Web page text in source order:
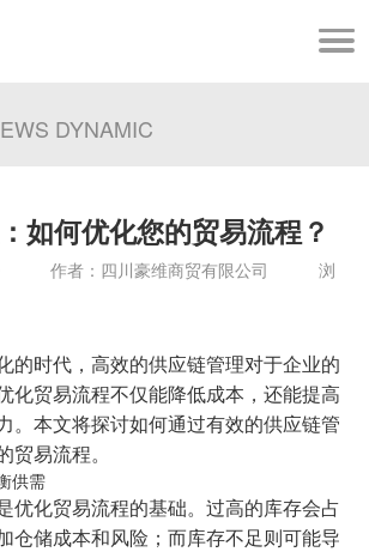
DYNAMIC
如何优化您的贸易流程？
09 作者：四川豪维商贸有限公司 浏
的时代，高效的供应链管理对于企业的
化贸易流程不仅能降低成本，还能提高
。本文将探讨如何通过有效的供应链管
易流程。
供需
优化贸易流程的基础。过高的库存会占
仓储成本和风险；而库存不足则可能导